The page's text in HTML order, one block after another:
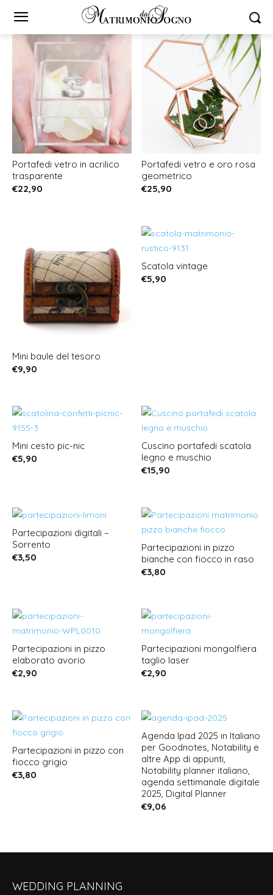
Portafedi vetro in acrilico
trasparente
€22,90
Portafedi vetro e oro rosa
geometrico
€25,90
Mini baule del tesoro
€9,90
Scatola vintage
€5,90
Mini cesto pic-nic
€5,90
Cuscino portafedi scatola
legno e muschio
€15,90
Partecipazioni digitali –
Sorrento
€3,50
Partecipazioni in pizzo
bianche con fiocco in raso
€3,80
Partecipazioni in pizzo
elaborato avorio
€2,90
Partecipazioni mongolfiera
taglio laser
€2,90
Partecipazioni in pizzo con
fiocco grigio
€3,80
Agenda Ipad 2025 in Italiano
per Goodnotes, Notability e
altre App di appunti,
Notability planner italiano,
agenda settimanale digitale
2025, Digital Planner
€9,06
WEDDING PLANNING